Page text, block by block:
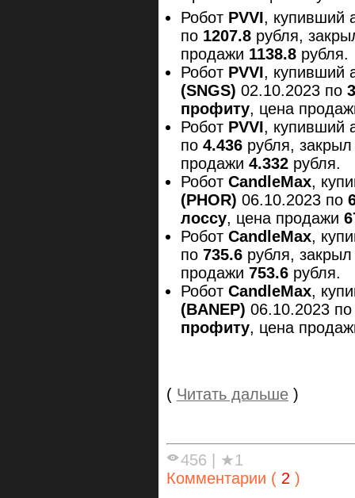
Робот PVVI, купивший
по 1207.8 рубля,
продажи 1138.8 рубля.
Робот PVVI, купивший
(SNGS) 02.10.2023 по
профиту, цена
Робот PVVI, купивший
по 4.436 рубля,
продажи 4.332 рубля.
Робот CandleMax,
(PHOR) 06.10.2023 по
лоссу, цена продажи
Робот CandleMax,
по 735.6 рубля,
продажи 753.6 рубля.
Робот CandleMax,
(BANEP) 06.10.2023
профиту, цена
( Читать дальше )
456
★1
Комментарии ( 2 )